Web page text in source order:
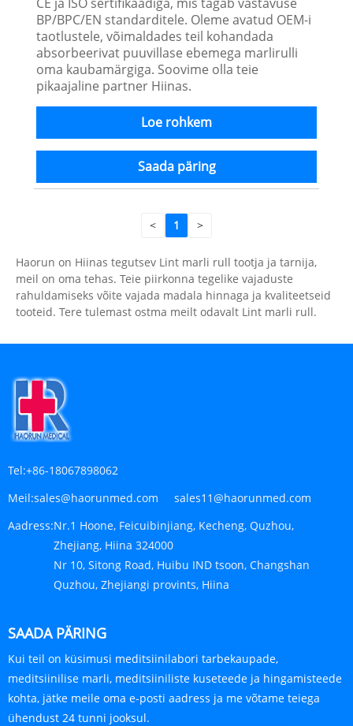
BP/BPC/EN standarditele. Oleme avatud OEM-i
taotlustele, võimaldades teil kohandada
absorbeerivat puuvillase ebemega marlirulli
oma kaubamärgiga. Soovime olla teie
pikaajaline partner Hiinas.
Loe rohkem
Saada päring
< 1 >
Haorun on Hiinas tegutsev Lint marli rull tootja ja tarnija,
meil on oma tehas. Teie piirkonna tegelike vajaduste
rahuldamiseks võite vajada madala hinnaga ja kvaliteetseid
tooteid. Tere tulemast ostma meilt odavalt Lint marli rull.
Tel:+86-18067898062
Meil:sales@haorunmed.com sales11@haorunmed.com
Aadress:Nr.1 Hoone, Feicuibinjiang, Kecheng, Quzhou,
Zhejiang, Hiina 324000
Nr 10, Sitong Road, Huibu IND tsoon, Changshan
Quzhou, Zhejiangi provints, Hiina
SAADA PÄRING
Kui teil on küsimusi meditsiinilabori tarbekaupade,
meditsiinilise marli, meditsiiniliste kuseteede ja hingamisteede
kohta, jätke meile oma e-posti aadress ja me võtame teiega
ühendust 24 tunni jooksul.